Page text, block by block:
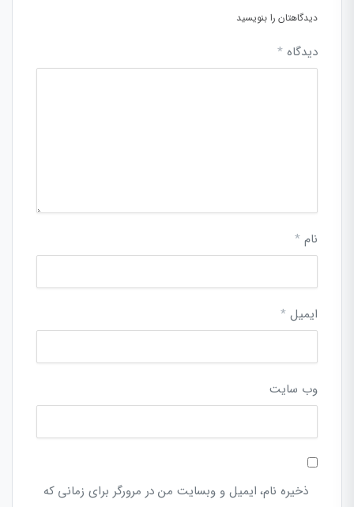
دیدگاهتان را بنویسید
دیدگاه *
نام *
ایمیل *
وب‌ سایت
ذخیره نام، ایمیل و وبسایت من در مرورگر برای زمانی که